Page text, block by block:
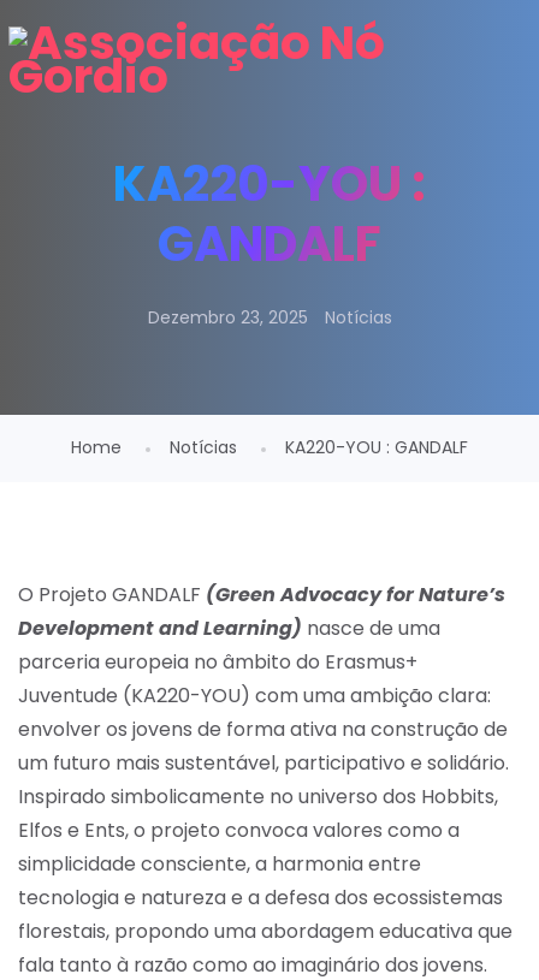
KA220-YOU :
GANDALF
Dezembro 23, 2025 Notícias
Home Notícias KA220-YOU : GANDALF
O Projeto GANDALF (Green Advocacy for Nature’s
Development and Learning) nasce de uma
parceria europeia no âmbito do Erasmus+
Juventude (KA220-YOU) com uma ambição clara:
envolver os jovens de forma ativa na construção de
um futuro mais sustentável, participativo e solidário.
Inspirado simbolicamente no universo dos Hobbits,
Elfos e Ents, o projeto convoca valores como a
simplicidade consciente, a harmonia entre
tecnologia e natureza e a defesa dos ecossistemas
florestais, propondo uma abordagem educativa que
fala tanto à razão como ao imaginário dos jovens.